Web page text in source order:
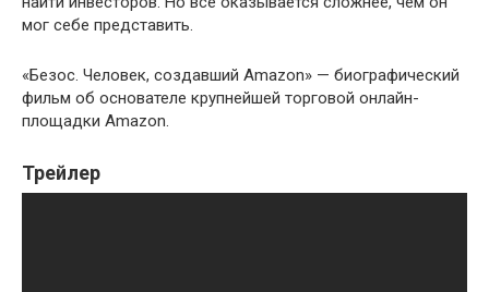
мог себе представить.
«Безос. Человек, создавший Amazon» — биографический
фильм об основателе крупнейшей торговой онлайн-
площадки Amazon.
Трейлер